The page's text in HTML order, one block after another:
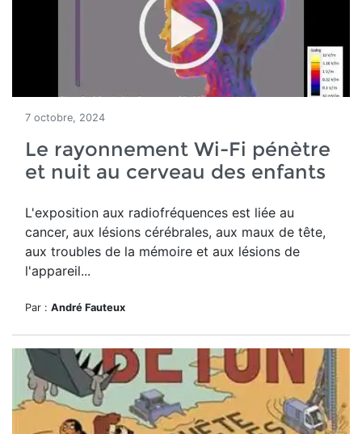
7 octobre, 2024
Le rayonnement Wi-Fi pénètre
et nuit au cerveau des enfants
L'exposition aux radiofréquences est liée au
cancer, aux lésions cérébrales, aux maux de tête,
aux troubles de la mémoire et aux lésions de
l'appareil...
Par : André Fauteux